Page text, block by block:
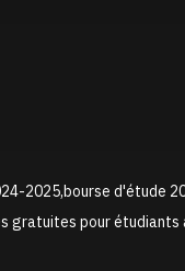
d'étude
pour